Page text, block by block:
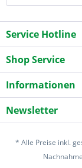
Service Hotline
Shop Service
Informationen
Newsletter
* Alle Preise inkl.